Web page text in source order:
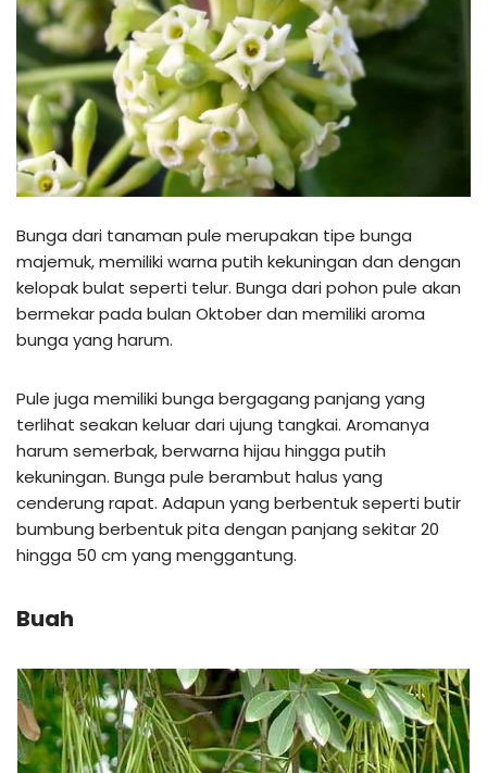
Bunga dari tanaman pule merupakan tipe bunga
majemuk, memiliki warna putih kekuningan dan dengan
kelopak bulat seperti telur. Bunga dari pohon pule akan
bermekar pada bulan Oktober dan memiliki aroma
bunga yang harum.
Pule juga memiliki bunga bergagang panjang yang
terlihat seakan keluar dari ujung tangkai. Aromanya
harum semerbak, berwarna hijau hingga putih
kekuningan. Bunga pule berambut halus yang
cenderung rapat. Adapun yang berbentuk seperti butir
bumbung berbentuk pita dengan panjang sekitar 20
hingga 50 cm yang menggantung.
Buah